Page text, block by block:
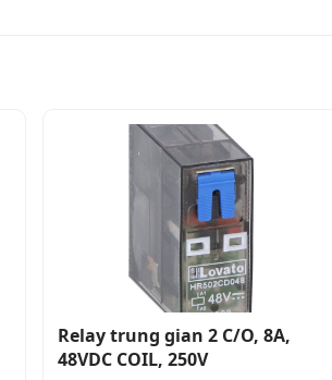
Relay trung gian 2 C/O, 8A,
48VDC COIL, 250V